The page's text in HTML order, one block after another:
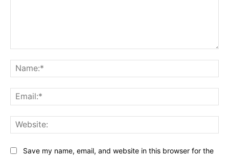
Save my name, email, and website in this browser for the